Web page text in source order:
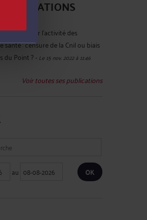
données sur l’activité des
santé : censure de la Cnil ou biais
du Point ?-Le 15 nov. 2022 à 11:46
Voir toutes ses publications
au